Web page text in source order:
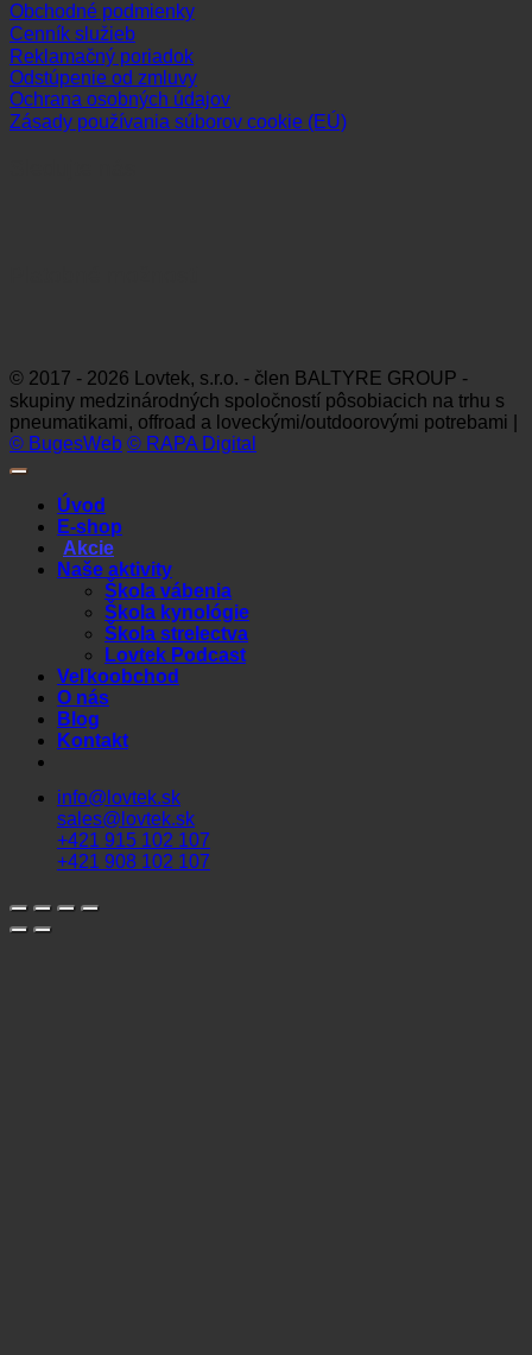
Obchodné podmienky
Cenník služieb
Reklamačný poriadok
Odstúpenie od zmluvy
Ochrana osobných údajov
Zásady používania súborov cookie (EÚ)
© 2017 - 2026 Lovtek, s.r.o. - člen BALTYRE GROUP -
skupiny medzinárodných spoločností pôsobiacich na trhu s
pneumatikami, offroad a loveckými/outdoorovými potrebami |
© BugesWeb © RAPA Digital
Úvod
E-shop
Akcie
Naše aktivity
Škola vábenia
Škola kynológie
Škola strelectva
Lovtek Podcast
Veľkoobchod
O nás
Blog
Kontakt
info@lovtek.sk
sales@lovtek.sk
+421 915 102 107
+421 908 102 107